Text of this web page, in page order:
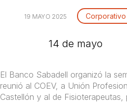
19 MAYO 2025 Corporativo
14 de mayo
El Banco Sabadell organizó la
reunió al COEV, a Unión
Castellón y al de